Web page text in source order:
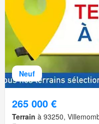
Neuf
265 000 €
Terrain à 93250,